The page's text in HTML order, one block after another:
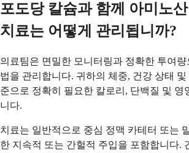
포도당 칼슘과 함께 아미노
치료는 어떻게 관리됩니까?
의료팀은 면밀한 모니터링과 정확한 투여
법을 관리합니다. 귀하의 체중, 건강 상태 및
준으로 정확히 필요한 칼로리, 단백질 및 영
니다.
치료는 일반적으로 중심 정맥 카테터 또는
한 지속적 또는 간헐적 주입을 포함합니다.